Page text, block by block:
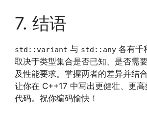
7. 结语
std::variant 与 std::any 各有千
取决于类型集合是否已知、是否需
及性能要求。掌握两者的差异并结
让你在 C++17 中写出更健壮、更
代码。祝你编码愉快！